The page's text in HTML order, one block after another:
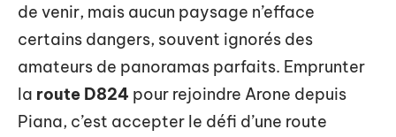
de venir, mais aucun paysage n’efface
certains dangers, souvent ignorés des
amateurs de panoramas parfaits. Emprunter
la route D824 pour rejoindre Arone depuis
Piana, c’est accepter le défi d’une route